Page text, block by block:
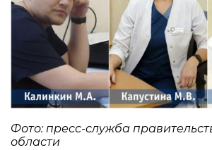
Фото: пресс-служба
области